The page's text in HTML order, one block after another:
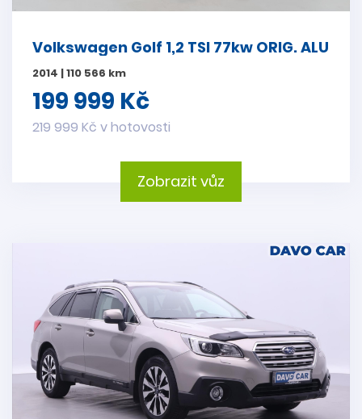
Volkswagen Golf 1,2 TSI 77kw ORIG. ALU
2014 | 110 566 km
199 999 Kč
219 999 Kč v hotovosti
Zobrazit vůz